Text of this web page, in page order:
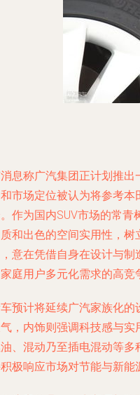
息称广汽集团正计划推出
市场定位被认为将参考本
作为国内SUV市场的常青
和出色的空间实用性，树
意在凭借自身在设计与
庭用户多元化需求的高竞
预计将延续广汽家族化
，内饰则强调科技感与
、混动乃至插电混动等
极响应市场对节能与新能